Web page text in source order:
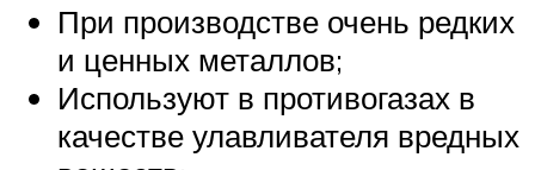
При производстве очень редких
и ценных металлов;
Используют в противогазах в
качестве улавливателя вредных